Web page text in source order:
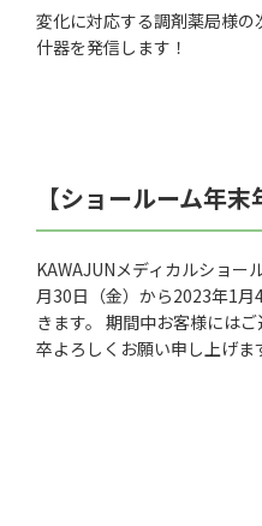
変化に対応する調剤薬局様
什器を発信します！
【ショールーム年
KAWAJUNメディカルショー
月30日（金）から2023年1
きます。 期間中お客様には
卒よろしくお願い申し上げま